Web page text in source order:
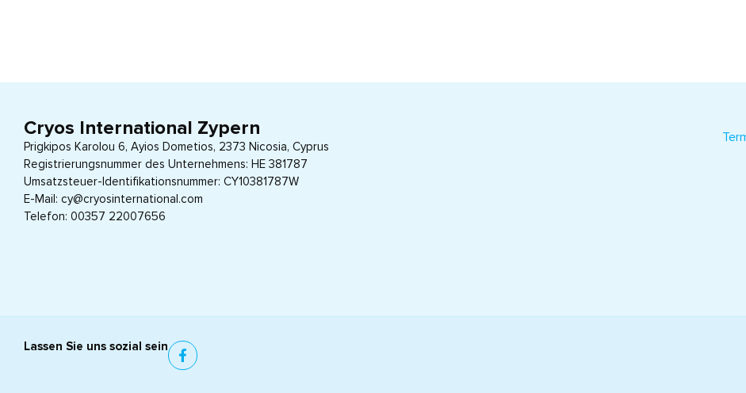
Cryos International Zypern
Prigkipos Karolou 6, Ayios Dometios, 2373 Nicosia, Cyprus
Registrierungsnummer des Unternehmens: HE 381787
Umsatzsteuer-Identifikationsnummer: CY10381787W
E-Mail: cy@cryosinternational.com
Telefon: 00357 22007656
Lassen Sie uns sozial sein